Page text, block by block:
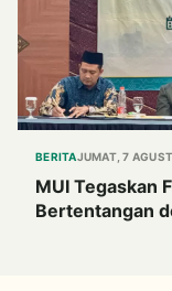
BERITAJUMAT, 7
MUI Tegaskan
Bertentangan